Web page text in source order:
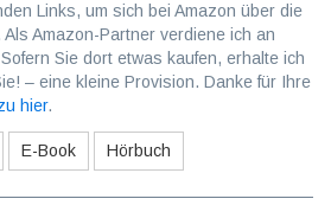
Links, um sich bei Amazon über die
Amazon-Partner verdiene ich an
Sie dort etwas kaufen, erhalte ich
– eine kleine Provision. Danke für Ihre
hier.
E-Book Hörbuch